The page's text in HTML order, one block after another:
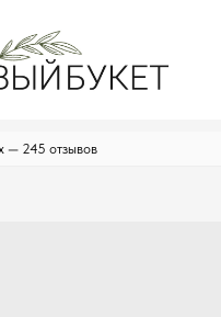
— 245 отзывов